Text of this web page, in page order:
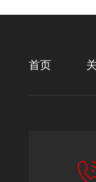
首页